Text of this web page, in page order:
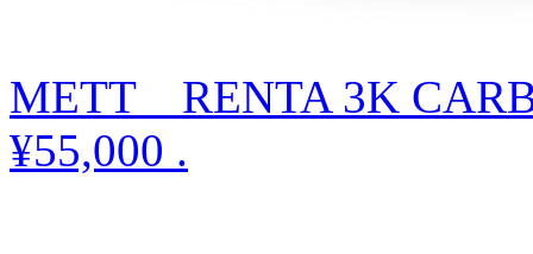
METT RENTA 3K
¥55,000 .